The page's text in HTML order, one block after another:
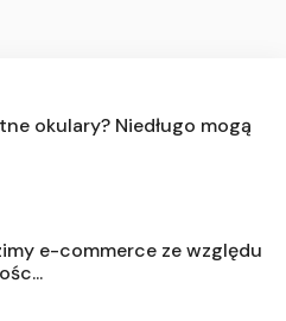
okulary? Niedługo mogą
e-commerce ze względu